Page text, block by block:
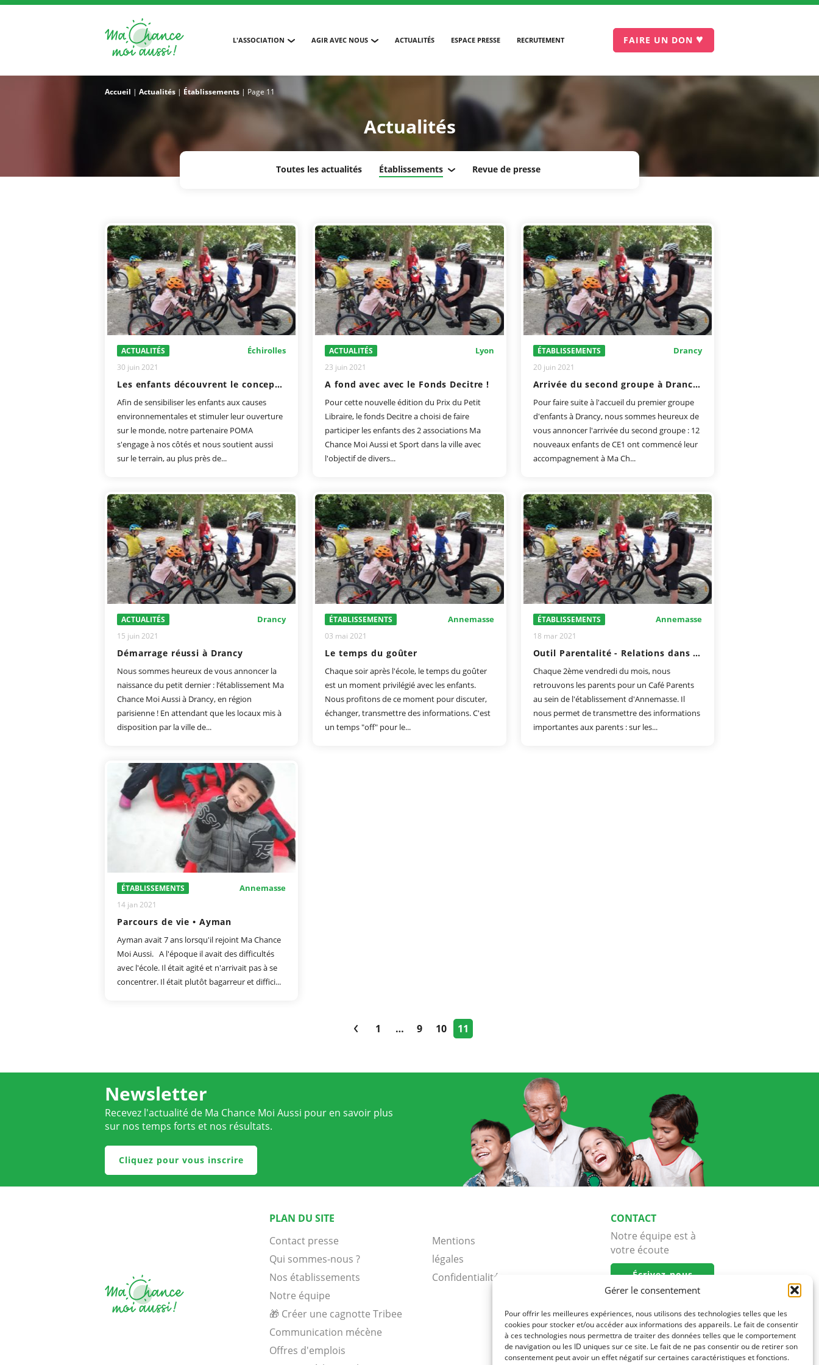
Gérer le consentement
Pour offrir les meilleures expériences, nous utilisons des technologies telles que les
cookies pour stocker et/ou accéder aux informations des appareils. Le fait de consentir
à ces technologies nous permettra de traiter des données telles que le comportement
de navigation ou les ID uniques sur ce site. Le fait de ne pas consentir ou de retirer son
consentement peut avoir un effet négatif sur certaines caractéristiques et fonctions.
L'ASSOCIATION AGIR AVEC NOUS ACTUALITÉS ESPACE PRESSE RECRUTEMENT FAIRE UN DON ♥
Accueil | Actualités | Établissements | Page 11
Actualités
Toutes les actualités Établissements Revue de presse
ACTUALITÉS Échirolles
30 juin 2021
Les enfants découvrent le concept des mobilités douces
Afin de sensibiliser les enfants aux causes
environnementales et stimuler leur ouverture
sur le monde, notre partenaire POMA
s'engage à nos côtés et nous soutient aussi
sur le terrain, au plus près de...
ACTUALITÉS Lyon
23 juin 2021
A fond avec avec le Fonds Decitre !
Pour cette nouvelle édition du Prix du Petit
Libraire, le fonds Decitre a choisi de faire
participer les enfants des 2 associations Ma
Chance Moi Aussi et Sport dans la ville avec
l'objectif de divers...
ÉTABLISSEMENTS Drancy
20 juin 2021
Arrivée du second groupe à Drancy !
Pour faire suite à l'accueil du premier groupe
d'enfants à Drancy, nous sommes heureux de
vous annoncer l'arrivée du second groupe : 12
nouveaux enfants de CE1 ont commencé leur
accompagnement à Ma Ch...
ACTUALITÉS Drancy
15 juin 2021
Démarrage réussi à Drancy
Nous sommes heureux de vous annoncer la
naissance du petit dernier : l’établissement Ma
Chance Moi Aussi à Drancy, en région
parisienne ! En attendant que les locaux mis à
disposition par la ville de...
ÉTABLISSEMENTS Annemasse
03 mai 2021
Le temps du goûter
Chaque soir après l'école, le temps du goûter
est un moment privilégié avec les enfants.
Nous profitons de ce moment pour discuter,
échanger, transmettre des informations. C'est
un temps "off" pour le...
ÉTABLISSEMENTS Annemasse
18 mar 2021
Outil Parentalité - Relations dans la fratrie
Chaque 2ème vendredi du mois, nous
retrouvons les parents pour un Café Parents
au sein de l'établissement d'Annemasse. Il
nous permet de transmettre des informations
importantes aux parents : sur les...
ÉTABLISSEMENTS Annemasse
14 jan 2021
Parcours de vie • Ayman
Ayman avait 7 ans lorsqu'il rejoint Ma Chance
Moi Aussi. A l'époque il avait des difficultés
avec l'école. Il était agité et n'arrivait pas à se
concentrer. Il était plutôt bagarreur et diffici...
1 … 9 10 11
Newsletter
Recevez l'actualité de Ma Chance Moi Aussi pour en savoir plus
sur nos temps forts et nos résultats.
Cliquez pour vous inscrire
CONTACT
Notre équipe est à
votre écoute
Écrivez-nous
PLAN DU SITE
Contact presse
Qui sommes-nous ?
Nos établissements
Notre équipe
🎁 Créer une cagnotte Tribee
Communication mécène
Offres d'emplois
Mentions
légales
Confidentialité